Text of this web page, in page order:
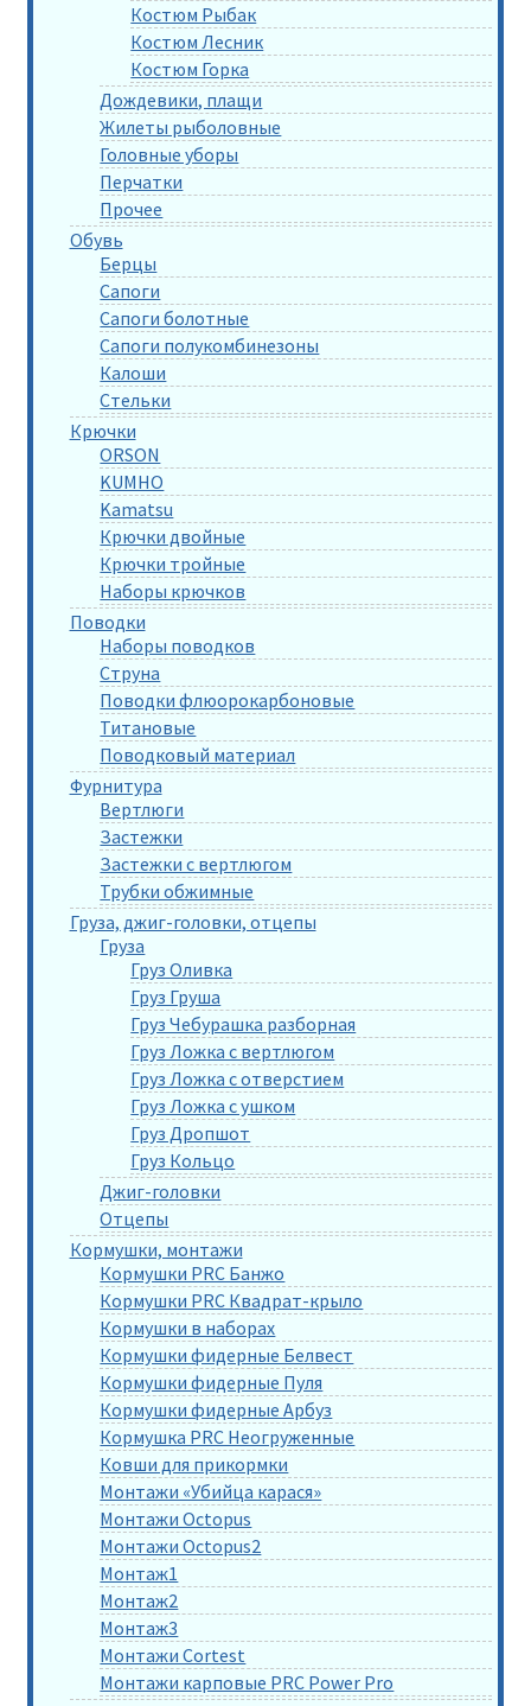
Костюм Рыбак
Костюм Лесник
Костюм Горка
Дождевики, плащи
Жилеты рыболовные
Головные уборы
Перчатки
Прочее
Обувь
Берцы
Сапоги
Сапоги болотные
Сапоги полукомбинезоны
Калоши
Стельки
Крючки
ORSON
KUMHO
Kamatsu
Крючки двойные
Крючки тройные
Наборы крючков
Поводки
Наборы поводков
Струна
Поводки флюорокарбоновые
Титановые
Поводковый материал
Фурнитура
Вертлюги
Застежки
Застежки с вертлюгом
Трубки обжимные
Груза, джиг-головки, отцепы
Груза
Груз Оливка
Груз Груша
Груз Чебурашка разборная
Груз Ложка с вертлюгом
Груз Ложка с отверстием
Груз Ложка с ушком
Груз Дропшот
Груз Кольцо
Джиг-головки
Отцепы
Кормушки, монтажи
Кормушки PRC Банжо
Кормушки PRC Квадрат-крыло
Кормушки в наборах
Кормушки фидерные Белвест
Кормушки фидерные Пуля
Кормушки фидерные Арбуз
Кормушка PRC Неогруженные
Ковши для прикормки
Монтажи «Убийца карася»
Монтажи Octopus
Монтажи Octopus2
Монтаж1
Монтаж2
Монтаж3
Монтажи Cortest
Монтажи карповые PRC Power Pro